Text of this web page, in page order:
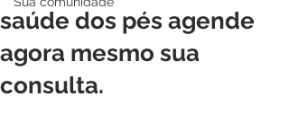
saúde dos pés agende
agora mesmo sua
consulta.